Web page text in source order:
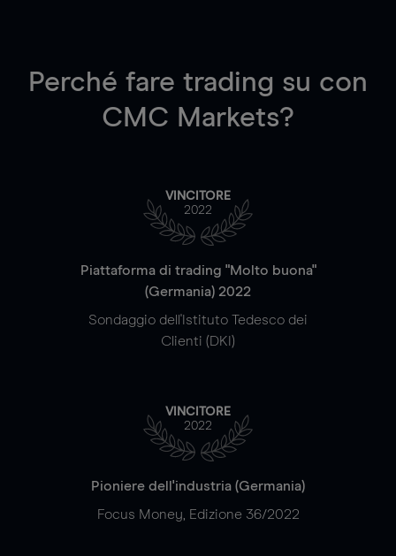
Perché fare trading su con
CMC Markets?
VINCITORE
2022
Piattaforma di trading "Molto buona"
(Germania) 2022
Sondaggio dell'Istituto Tedesco dei
Clienti (DKI)
VINCITORE
2022
Pioniere dell'industria (Germania)
Focus Money, Edizione 36/2022